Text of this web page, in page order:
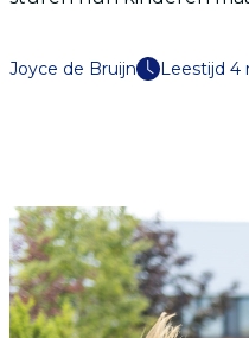
Joyce de Bruijn Leestijd 4